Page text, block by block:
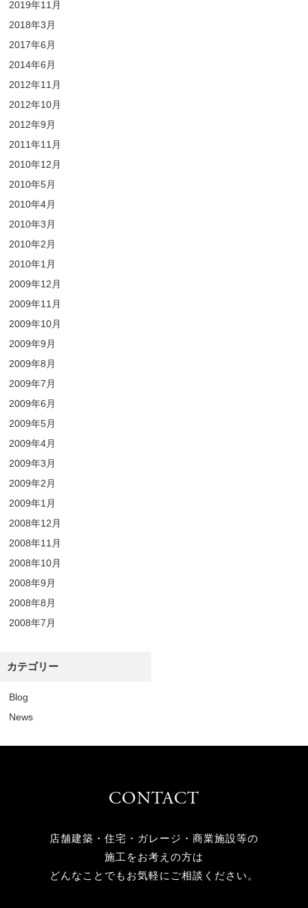
2019年11月
2018年3月
2017年6月
2014年6月
2012年11月
2012年10月
2012年9月
2011年11月
2010年12月
2010年5月
2010年4月
2010年3月
2010年2月
2010年1月
2009年12月
2009年11月
2009年10月
2009年9月
2009年8月
2009年7月
2009年6月
2009年5月
2009年4月
2009年3月
2009年2月
2009年1月
2008年12月
2008年11月
2008年10月
2008年9月
2008年8月
2008年7月
カテゴリー
Blog
News
CONTACT
店舗建築・住宅・ガレージ・商業施設等の
施工をお考えの方は
どんなことでもお気軽にご相談ください。